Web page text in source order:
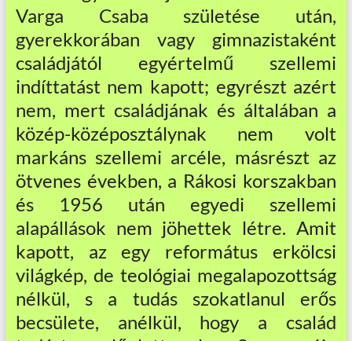
Varga Csaba születése után,
gyerekkorában vagy gimnazistaként
családjától egyértelmű szellemi
indíttatást nem kapott; egyrészt azért
nem, mert családjának és általában a
közép-középosztálynak nem volt
markáns szellemi arcéle, másrészt az
ötvenes években, a Rákosi korszakban
és 1956 után egyedi szellemi
alapállások nem jöhettek létre. Amit
kapott, az egy református erkölcsi
világkép, de teológiai megalapozottság
nélkül, s a tudás szokatlanul erős
becsülete, anélkül, hogy a család